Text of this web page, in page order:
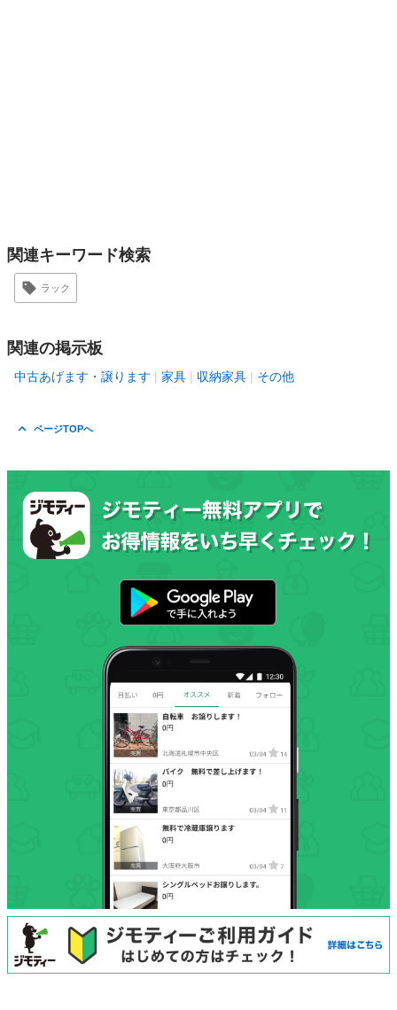
関連キーワード検索
ラック
関連の掲示板
中古あげます・譲ります 家具 収納家具 その他
ページTOPへ